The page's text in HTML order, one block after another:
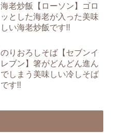
海老炒飯【ローソン】ゴロ
ッとした海老が入った美味
しい海老炒飯です!!
のりおろしそば【セブンイ
レブン】箸がどんどん進ん
でしまう美味しい冷しそば
です!!